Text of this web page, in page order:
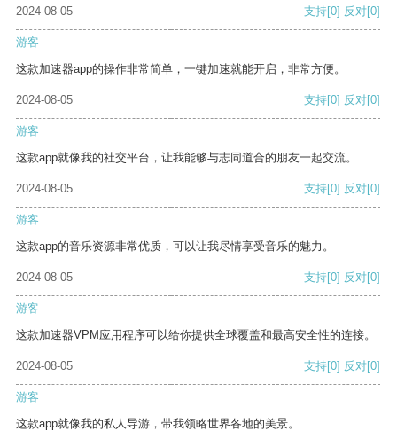
2024-08-05 支持[0] 反对[0]
游客
这款加速器app的操作非常简单，一键加速就能开启，非常方便。
2024-08-05 支持[0] 反对[0]
游客
这款app就像我的社交平台，让我能够与志同道合的朋友一起交流。
2024-08-05 支持[0] 反对[0]
游客
这款app的音乐资源非常优质，可以让我尽情享受音乐的魅力。
2024-08-05 支持[0] 反对[0]
游客
这款加速器VPM应用程序可以给你提供全球覆盖和最高安全性的连接。
2024-08-05 支持[0] 反对[0]
游客
这款app就像我的私人导游，带我领略世界各地的美景。